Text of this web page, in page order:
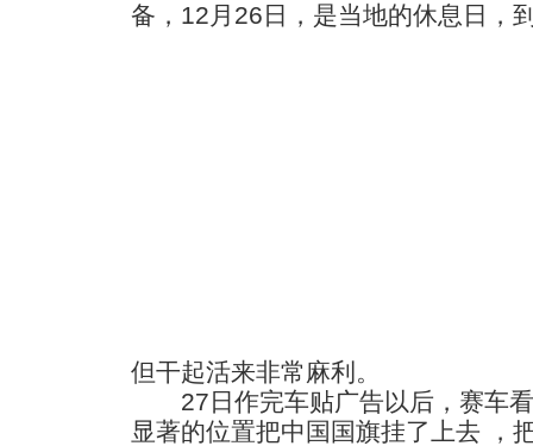
备，12月26日，是当地的休息日，
但干起活来非常麻利。
27日作完车贴广告以后，赛车看
显著的位置把中国国旗挂了上去 ，